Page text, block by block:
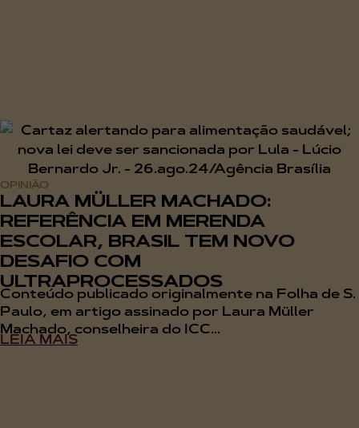
OPINIÃO
LAURA MÜLLER MACHADO:
REFERÊNCIA EM MERENDA
ESCOLAR, BRASIL TEM NOVO
DESAFIO COM
ULTRAPROCESSADOS
Conteúdo publicado originalmente na Folha de S.
Paulo, em artigo assinado por Laura Müller
Machado, conselheira do ICC...
LEIA MAIS